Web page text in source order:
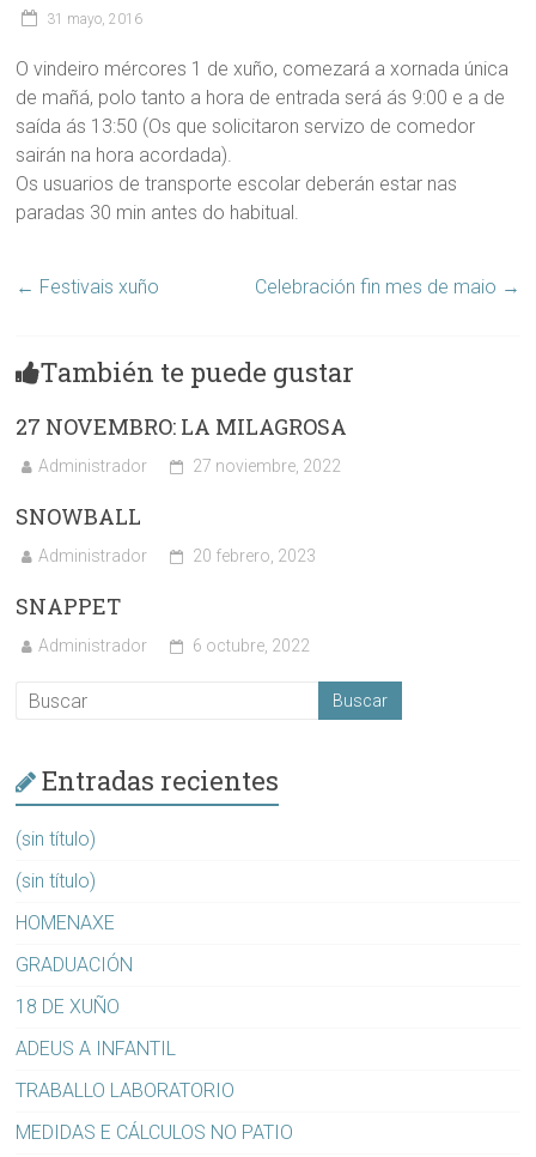
31 mayo, 2016
O vindeiro mércores 1 de xuño, comezará a xornada única
de mañá, polo tanto a hora de entrada será ás 9:00 e a de
saída ás 13:50 (Os que solicitaron servizo de comedor
sairán na hora acordada).
Os usuarios de transporte escolar deberán estar nas
paradas 30 min antes do habitual.
← Festivais xuño Celebración fin mes de maio →
También te puede gustar
27 NOVEMBRO: LA MILAGROSA
Administrador 27 noviembre, 2022
SNOWBALL
Administrador 20 febrero, 2023
SNAPPET
Administrador 6 octubre, 2022
Entradas recientes
(sin título)
(sin título)
HOMENAXE
GRADUACIÓN
18 DE XUÑO
ADEUS A INFANTIL
TRABALLO LABORATORIO
MEDIDAS E CÁLCULOS NO PATIO